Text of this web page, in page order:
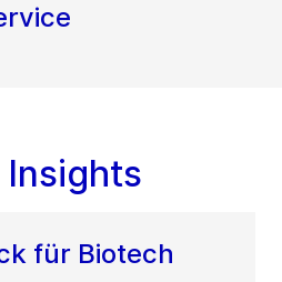
Insights
für Biotech